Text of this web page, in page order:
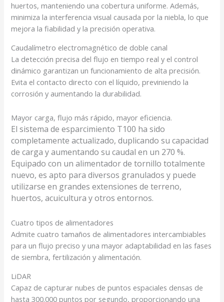
huertos, manteniendo una cobertura uniforme. Además,
minimiza la interferencia visual causada por la niebla, lo que
mejora la fiabilidad y la precisión operativa.
Caudalímetro electromagnético de doble canal
La detección precisa del flujo en tiempo real y el control
dinámico garantizan un funcionamiento de alta precisión.
Evita el contacto directo con el líquido, previniendo la
corrosión y aumentando la durabilidad.
Mayor carga, flujo más rápido, mayor eficiencia.
El sistema de esparcimiento T100 ha sido
completamente actualizado, duplicando su capacidad
de carga y aumentando su caudal en un 270 %.
Equipado con un alimentador de tornillo totalmente
nuevo, es apto para diversos granulados y puede
utilizarse en grandes extensiones de terreno,
huertos, acuicultura y otros entornos.
Cuatro tipos de alimentadores
Admite cuatro tamaños de alimentadores intercambiables
para un flujo preciso y una mayor adaptabilidad en las fases
de siembra, fertilización y alimentación.
LiDAR
Capaz de capturar nubes de puntos espaciales densas de
hasta 300.000 puntos por segundo, proporcionando una